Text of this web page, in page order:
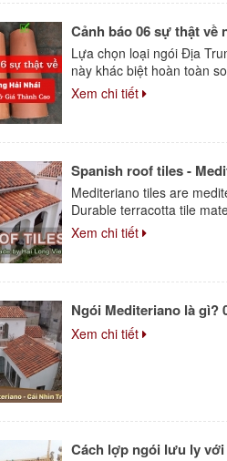
Cảnh báo 06 sự thật về
Lựa chọn loại ngói Địa
này khác biệt hoàn toàn
Xem chi tiết
Spanish roof tiles -
Mediteriano tiles are
Durable terracotta tile
Xem chi tiết
Ngói Mediteriano là gì?
Xem chi tiết
Cách lợp ngói lưu ly